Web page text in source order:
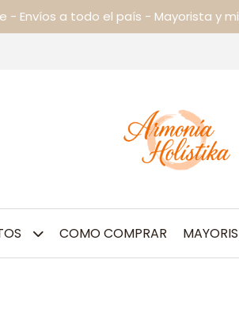
a todo el país - Mayorista y
COMO COMPRAR